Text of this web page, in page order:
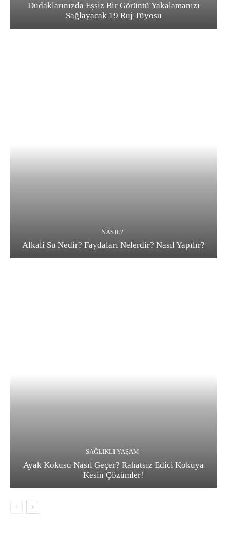
Dudaklarınızda Eşsiz Bir Görüntü Yakalamanızı
Sağlayacak 19 Ruj Tüyosu
NASIL?
Alkali Su Nedir? Faydaları Nelerdir? Nasıl Yapılır?
SAĞLIKLI YAŞAM
Ayak Kokusu Nasıl Geçer? Rahatsız Edici Kokuya
Kesin Çözümler!